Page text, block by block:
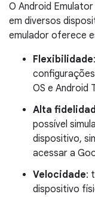
O Android
em diversos
emulador oferece
Flexibilidade
OS e Android
Alta
possível
dispositivo,
acessar a
Velocidade:
dispositivo